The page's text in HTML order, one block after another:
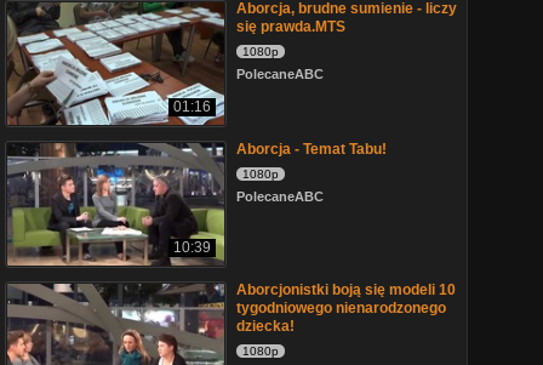
01:16
Aborcja, brudne sumienie - liczy
się prawda.MTS
1080p
PolecaneABC
10:39
Aborcja - Temat Tabu!
1080p
PolecaneABC
Aborcjonistki boją się modeli 10
tygodniowego nienarodzonego
dziecka!
1080p